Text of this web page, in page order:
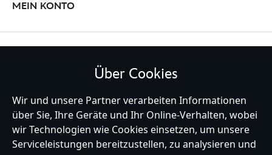
MEIN KONTO
Germany
Über Cookies
Wir und unsere Partner verarbeiten Informationen
über Sie, Ihre Geräte und Ihr Online-Verhalten, wobei
wir Technologien wie Cookies einsetzen, um unsere
Serviceleistungen bereitzustellen, zu analysieren und